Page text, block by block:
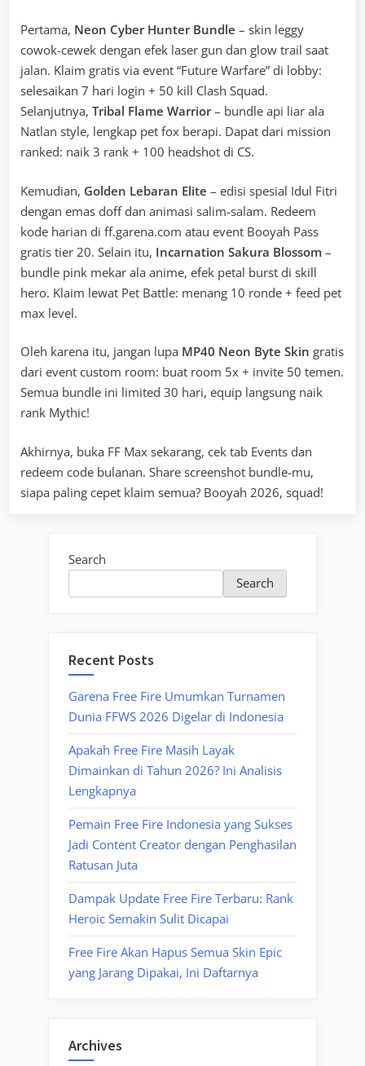
Pertama, Neon Cyber Hunter Bundle – skin leggy
cowok-cewek dengan efek laser gun dan glow trail saat
jalan. Klaim gratis via event “Future Warfare” di lobby:
selesaikan 7 hari login + 50 kill Clash Squad.
Selanjutnya, Tribal Flame Warrior– bundle api liar ala
Natlan style, lengkap pet fox berapi. Dapat dari mission
ranked: naik 3 rank + 100 headshot di CS.
Kemudian, Golden Lebaran Elite – edisi spesial Idul Fitri
dengan emas doff dan animasi salim-salam. Redeem
kode harian di ff.garena.com atau event Booyah Pass
gratis tier 20. Selain itu, Incarnation Sakura Blossom –
bundle pink mekar ala anime, efek petal burst di skill
hero. Klaim lewat Pet Battle: menang 10 ronde + feed pet
max level.
Oleh karena itu, jangan lupa MP40 Neon Byte Skin gratis
dari event custom room: buat room 5x + invite 50 temen.
Semua bundle ini limited 30 hari, equip langsung naik
rank Mythic!
Akhirnya, buka FF Max sekarang, cek tab Events dan
redeem code bulanan. Share screenshot bundle-mu,
siapa paling cepet klaim semua? Booyah 2026, squad!
Search
Search
Recent Posts
Garena Free Fire Umumkan Turnamen
Dunia FFWS 2026 Digelar di Indonesia
Apakah Free Fire Masih Layak
Dimainkan di Tahun 2026? Ini Analisis
Lengkapnya
Pemain Free Fire Indonesia yang Sukses
Jadi Content Creator dengan Penghasilan
Ratusan Juta
Dampak Update Free Fire Terbaru: Rank
Heroic Semakin Sulit Dicapai
Free Fire Akan Hapus Semua Skin Epic
yang Jarang Dipakai, Ini Daftarnya
Archives